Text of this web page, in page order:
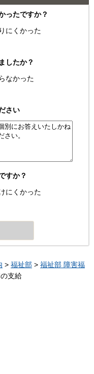
ったですか？
にくかった
したか？
なかった
さい
すか？
にくかった
> 福祉部 > 福祉部 障害福
支給